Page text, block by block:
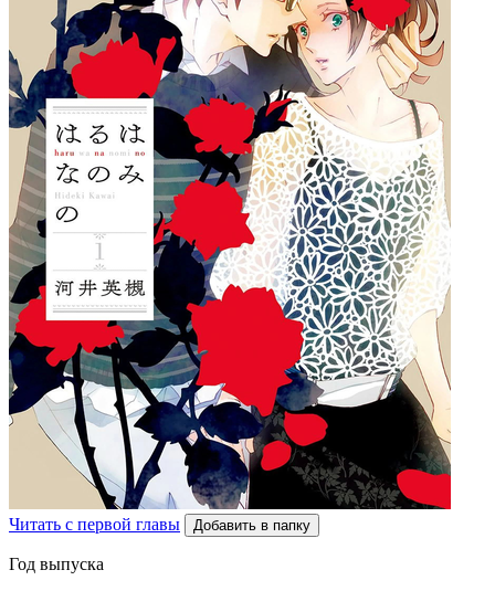
Читать с первой главы Добавить в папку
Год выпуска